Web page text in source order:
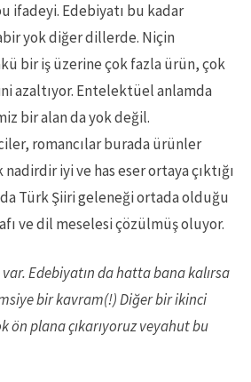
ifadeyi. Edebiyatı bu kadar
yok diğer dillerde. Niçin
bir iş üzerine çok fazla ürün, çok
azaltıyor. Entelektüel anlamda
bir alan da yok değil.
romancılar burada ürünler
iyi ve has eser ortaya çıktığı
Türk Şiiri geleneği ortada olduğu
ve dil meselesi çözülmüş oluyor.
Edebiyatın da hatta bana kalırsa
bir kavram(!) Diğer bir ikinci
ön plana çıkarıyoruz veyahut bu